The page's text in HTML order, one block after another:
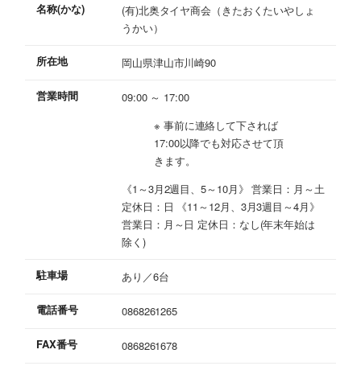
名称(かな)
(有)北奥タイヤ商会（きたおくたいやしょ
うかい）
所在地 岡山県津山市川崎90
営業時間
09:00 ～ 17:00
※ 事前に連絡して下されば
17:00以降でも対応させて頂
きます。
《1～3月2週目、5～10月》 営業日：月～土
定休日：日 《11～12月、3月3週目～4月》
営業日：月～日 定休日：なし(年末年始は
除く)
駐車場 あり／6台
電話番号 0868261265
FAX番号 0868261678